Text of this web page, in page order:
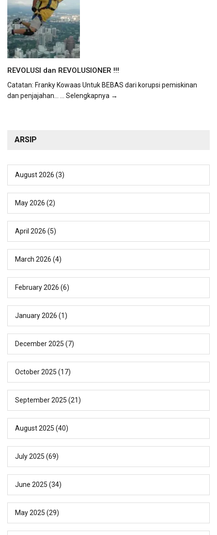
REVOLUSI dan REVOLUSIONER !!!
Catatan: Franky Kowaas Untuk BEBAS dari korupsi pemiskinan
dan penjajahan...
... Selengkapnya →
ARSIP
August 2026 (3)
May 2026 (2)
April 2026 (5)
March 2026 (4)
February 2026 (6)
January 2026 (1)
December 2025 (7)
October 2025 (17)
September 2025 (21)
August 2025 (40)
July 2025 (69)
June 2025 (34)
May 2025 (29)